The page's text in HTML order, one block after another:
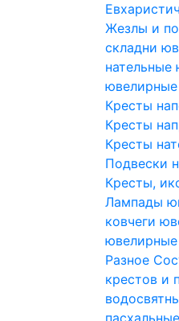
Жезлы и
складни
ювелирные
Кресты
Кресты
Кресты
Подвески
Кресты,
Лампады
ковчеги
ювелирные
Разное
крестов и